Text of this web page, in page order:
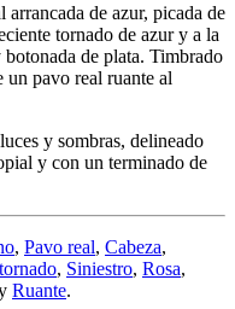
arrancada de azur, picada de
tornado de azur y a la
botonada de plata. Timbrado
un pavo real ruante al
y sombras, delineado
y con un terminado de
, Pavo real, Cabeza,
, Siniestro, Rosa,
Ruante.